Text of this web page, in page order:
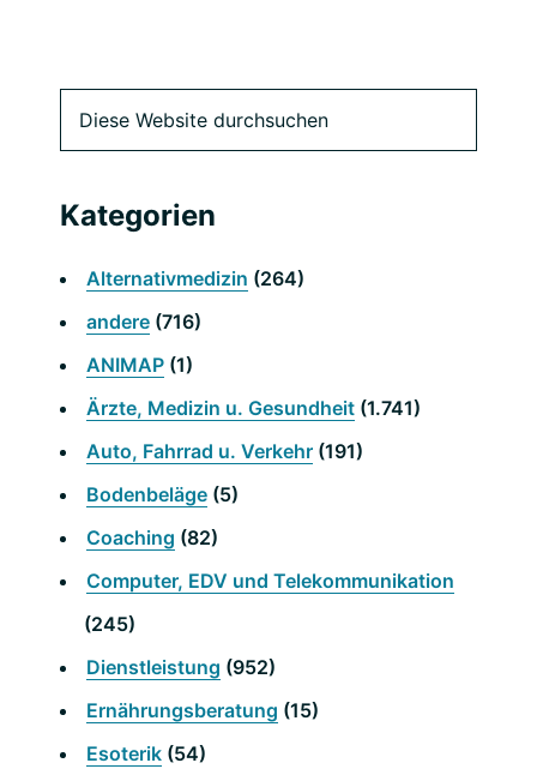
Primäre
Seitenleiste
Website
Kategorien
Alternativmedizin (264)
andere (716)
ANIMAP (1)
Ärzte, Medizin u. Gesundheit (1.741)
Auto, Fahrrad u. Verkehr (191)
Bodenbeläge (5)
Coaching (82)
Computer, EDV und Telekommunikation
(245)
Dienstleistung (952)
Ernährungsberatung (15)
Esoterik (54)